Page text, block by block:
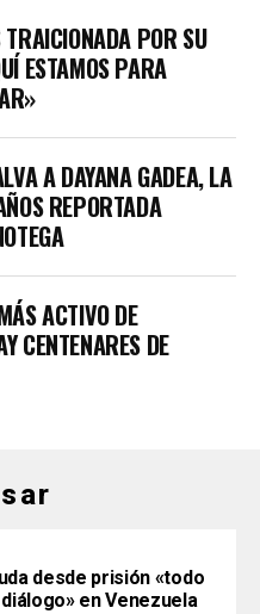
POR SU
ESTAMOS PARA
A DAYANA GADEA, LA
REPORTADA
ACTIVO DE
CENTENARES DE
desde prisión «todo
en Venezuela